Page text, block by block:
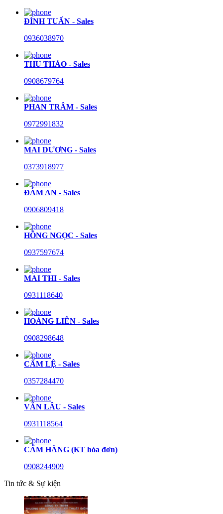
ĐÌNH TUẤN - Sales
0936038970
THU THẢO - Sales
0908679764
PHAN TRÂM - Sales
0972991832
MAI DƯƠNG - Sales
0373918977
ĐÀM AN - Sales
0906809418
HỒNG NGỌC - Sales
0937597674
MAI THI - Sales
0931118640
HOÀNG LIÊN - Sales
0908298648
CẨM LỆ - Sales
0357284470
VĂN LÂU - Sales
0931118564
CẨM HẰNG (KT hóa đơn)
0908244909
Tin tức & Sự kiện